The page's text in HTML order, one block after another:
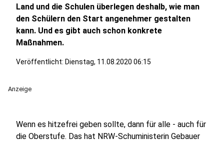
Land und die Schulen überlegen deshalb, wie man
den Schülern den Start angenehmer gestalten
kann. Und es gibt auch schon konkrete
Maßnahmen.
Veröffentlicht: Dienstag, 11.08.2020 06:15
Anzeige
Wenn es hitzefrei geben sollte, dann für alle - auch für
die Oberstufe. Das hat NRW-Schuministerin Gebauer